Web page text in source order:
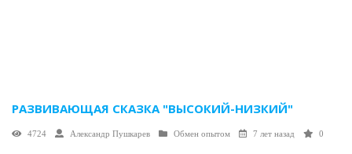
РАЗВИВАЮЩАЯ СКАЗКА "ВЫСОКИЙ-НИЗКИЙ"
4724 Александр Пушкарев Обмен опытом 7 лет назад 0